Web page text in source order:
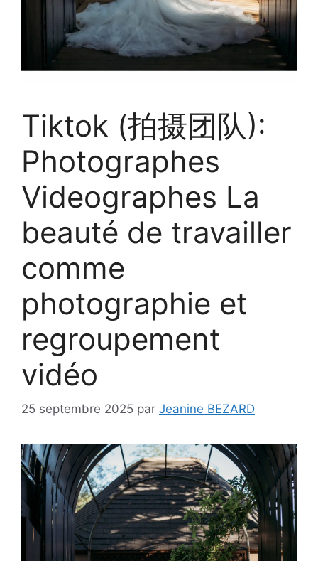
Tiktok (拍摄团队):
Photographes
Videographes La
beauté de travailler
comme
photographie et
regroupement
vidéo
25 septembre 2025 par Jeanine BEZARD